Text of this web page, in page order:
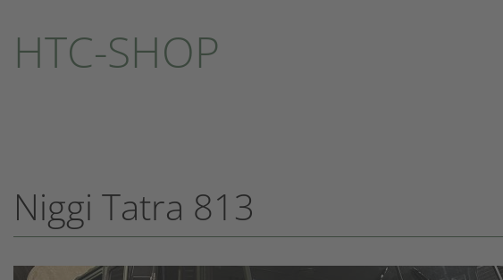
HTC-SHOP
Niggi Tatra 813